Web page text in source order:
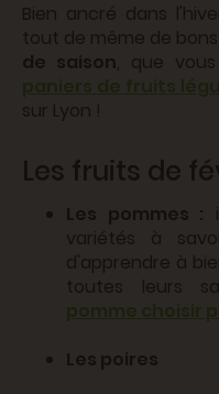
Bien ancré dans
tout de même de bons
de saison, que
paniers de fruits
sur Lyon !
Les fruits de
Les pommes :
variétés à
d'apprendre à
toutes leurs
pomme choisir
Les poires